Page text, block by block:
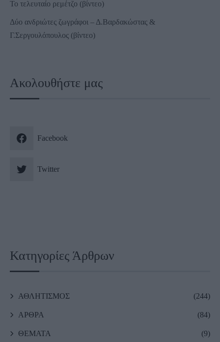
Το τελευταίο ρεμέτζο (βίντεο)
Δύο ανδριώτες ζωγράφοι – Δ.Βαρδακώστας &
Γ.Σεργουλόπουλος (βίντεο)
Ακολουθήστε μας
Facebook
Twitter
Κατηγορίες Άρθρων
ΑΘΛΗΤΙΣΜΟΣ (244)
ΑΡΘΡΑ (84)
ΘΕΜΑΤΑ (9)